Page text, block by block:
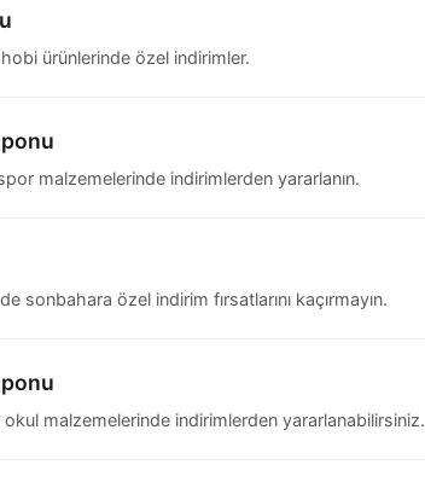
ürünlerinde özel indirimler.
malzemelerinde indirimlerden yararlanın.
sonbahara özel indirim fırsatlarını kaçırmayın.
malzemelerinde indirimlerden yararlanabilirsiniz.